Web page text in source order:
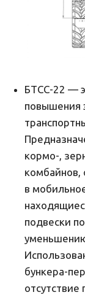
БТСС-22 —
повышения
кормо-,
комбайнов,
в
подвески
бункера-
отсутствие